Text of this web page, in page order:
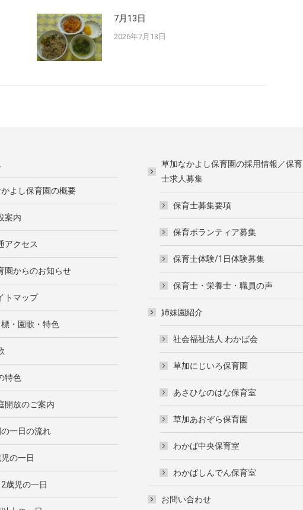
7月13日
2026年7月13日
よし保育園の概要
案内
アクセス
園からのお知らせ
トマップ
・園歌・特色
特色
開放のご案内
一日の流れ
の一日
歳児の一日
草加なかよし保育園の採用情報／保育
士求人募集
保育士募集要項
保育ボランティア募集
保育士体験/1日体験募集
保育士・栄養士・職員の声
姉妹園紹介
社会福祉法人 わかば会
草加にじいろ保育園
あさひなのはな保育室
草加あおぞら保育園
わかば中央保育室
わかばしんでん保育室
お問い合わせ